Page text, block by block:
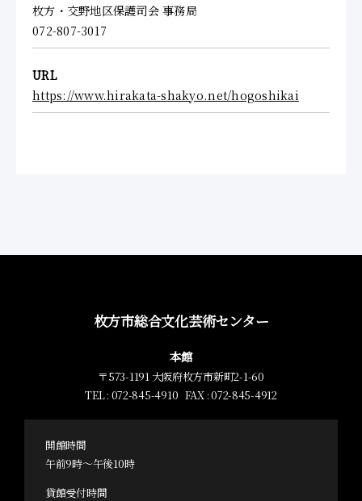
枚方・交野地区保護司会 事務局
072-807-3017
URL
https://www.hirakata-shakyo.net/hogoshikai
枚方市総合文化芸術センター
本館
〒573-1191 大阪府枚方市新町2-1-60
TEL : 072-845-4910 FAX : 072-845-4912
開館時間
午前9時～午後10時
貸館受付時間